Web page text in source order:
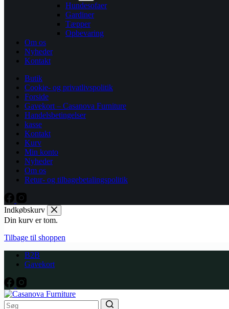
Hundesofaer
Gardiner
Tæpper
Opbevaring
Om os
Nyheder
Kontakt
Butik
Cookie- og privatlivspolitik
Forside
Gavekort – Casanova Furniture
Handelsbetingelser
kasse
Kontakt
Kurv
Min konto
Nyheder
Om os
Retur- og tilbagebetalingspolitik
Indkøbskurv
Din kurv er tom.
Tilbage til shoppen
B2B
Gavekort